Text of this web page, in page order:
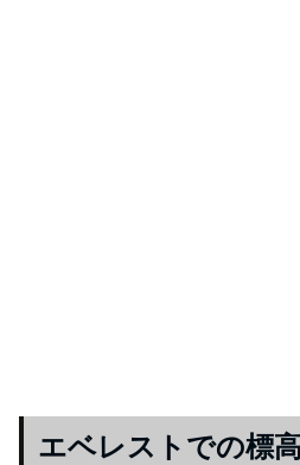
エベレストでの標